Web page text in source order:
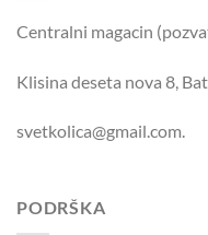
Centralni magacin
Klisina deseta nova 8,
svetkolica@gmail.com.
PODRŠKA